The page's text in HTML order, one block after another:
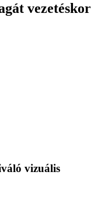
vezetéskor
vizuális